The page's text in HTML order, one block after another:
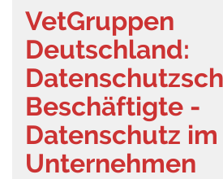
VetGruppen
Deutschland:
Beschäftigte -
Datenschutz im
Unternehmen